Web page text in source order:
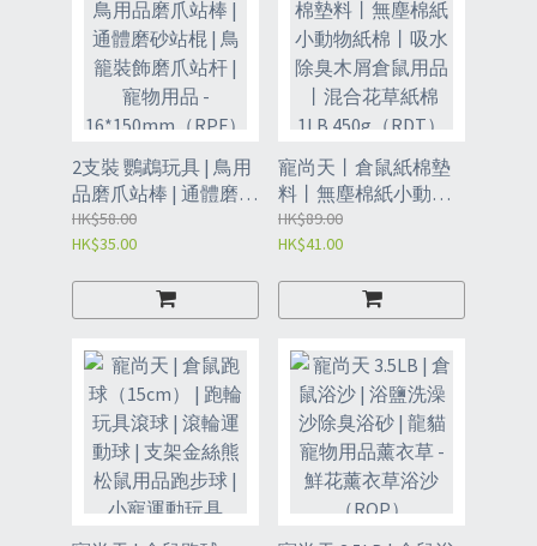
2支裝 鸚鵡玩具 | 鳥用
品磨爪站棒 | 通體磨砂
站棍 | 鳥籠裝飾磨爪站
杆 | 寵物用品 -
HK$58.00
HK$35.00
寵尚天丨倉鼠紙棉墊
料丨無塵棉紙小動物
紙棉丨吸水除臭木屑
倉鼠用品 丨混合花草
450g（RDT）
HK$89.00
HK$41.00